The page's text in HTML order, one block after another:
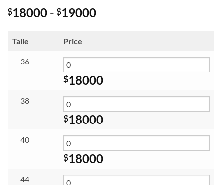
$18000 - $19000Rango
$18000
hasta
$19000
Talle Price
36
$18000
38
$18000
40
$18000
44